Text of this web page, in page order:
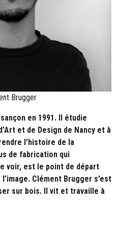
en 1991. Il étudie
et de Design de Nancy et à
l’histoire de la
de fabrication qui
voir, est le point de départ
Clément Brugger s’est
sur bois.
Il vit et travaille à